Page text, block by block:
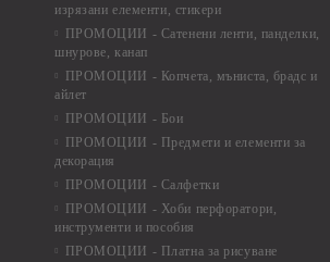
изрязани елементи, стикери
ПРОМОЦИИ - Сатенени ленти, панделки,
шнурове, канап
ПРОМОЦИИ - Копчета, мъниста, брадс и
айлет
ПРОМОЦИИ - Бои
ПРОМОЦИИ - Предмети и елементи за
декорация
ПРОМОЦИИ - Салфетки
ПРОМОЦИИ - Хоби перфоратори,
инструменти и пособия
ПРОМОЦИИ - Платна за рисуване